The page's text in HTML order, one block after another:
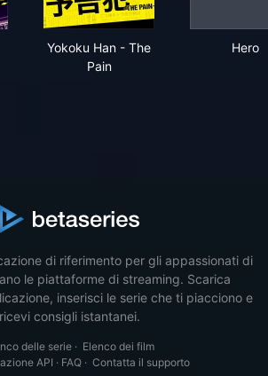
Yokoku Han - The
Pain
Hero
di riferimento per gli appassionati di
le piattaforme di streaming. Scarica
inserisci le serie che ti piacciono e
ricevi consigli istantanei.
delle serie· Elenco dei film
API · FAQ · Contatta il supporto